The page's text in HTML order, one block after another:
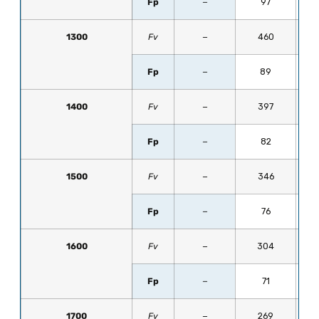
1300 Fv − 460
Fp − 89
1400 Fv − 397
Fp − 82
1500 Fv − 346
Fp − 76
1600 Fv − 304
Fp − 71
1700 Fv − 269